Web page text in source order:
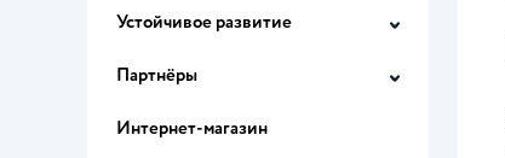
Устойчивое развитие
Партнёры
Интернет-магазин